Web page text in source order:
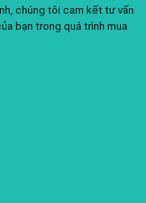
chúng tôi cam kết tư vấn
bạn trong quá trình mua